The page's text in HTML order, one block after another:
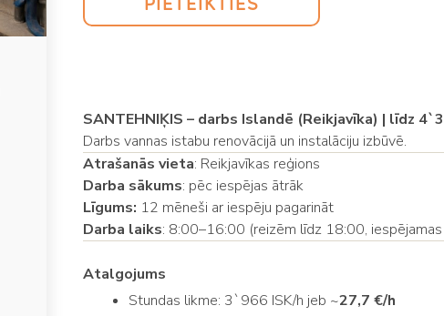
SANTEHNIĶIS – darbs Islandē (Reikjavīka) | līdz
Darbs vannas istabu renovācijā un instalāciju izbūvē.
Atrašanās vieta: Reikjavīkas reģions
Darba sākums: pēc iespējas ātrāk
Līgums: 12 mēneši ar iespēju pagarināt
Darba laiks: 8:00–16:00 (reizēm līdz 18:00,
Atalgojums
Stundas likme: 3`966 ISK/h jeb ~27,7 €/h